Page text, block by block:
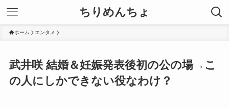
ちりめんちょ
ホーム エンタメ
武井咲 結婚＆妊娠発表後初の公の場→こ
の人にしかできない役なわけ？